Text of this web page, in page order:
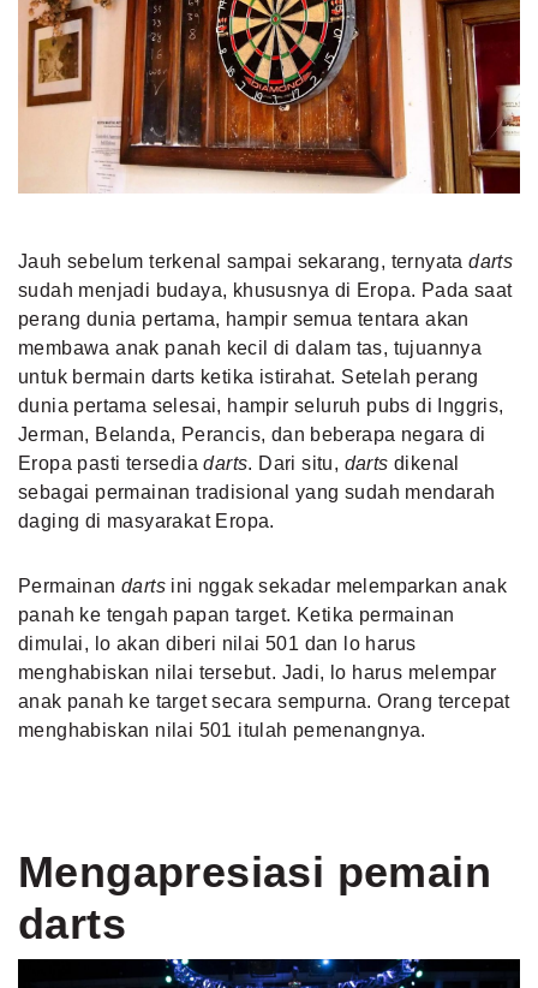
Jauh sebelum terkenal sampai sekarang, ternyatadarts
sudah menjadi budaya, khususnya di Eropa. Pada saat
perang dunia pertama, hampir semua tentara akan
membawa anak panah kecil di dalam tas, tujuannya
untuk bermain darts ketika istirahat. Setelah perang
dunia pertama selesai, hampir seluruh pubs di Inggris,
Jerman, Belanda, Perancis, dan beberapa negara di
Eropa pasti tersediadarts. Dari situ, darts dikenal
sebagai permainan tradisional yang sudah mendarah
daging di masyarakat Eropa.
Permainan darts ini nggak sekadar melemparkan anak
panah ke tengah papan target. Ketika permainan
dimulai, lo akan diberi nilai 501 dan lo harus
menghabiskan nilai tersebut. Jadi, lo harus melempar
anak panah ke target secara sempurna. Orang tercepat
menghabiskan nilai 501 itulah pemenangnya.
Mengapresiasi pemain
darts